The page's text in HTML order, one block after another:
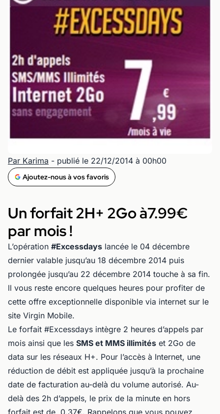
Par Karima - publié le 22/12/2014 à 00h00
Ajoutez-nous à vos favoris
Un forfait 2H+ 2Go à7.99€
par mois !
L’opération #Excessdays lancée le 04 décembre
dernier valable jusqu’au 18 décembre 2014 puis
prolongée jusqu’au 22 décembre 2014 touche à sa fin.
ll vous reste encore quelques heures pour profiter de
cette offre exceptionnelle disponible via internet sur le
site Virgin Mobile.
Le forfait #Excessdays intègre 2 heures d’appels par
mois ainsi que les SMS et MMS illimités et 2Go de
data sur les réseaux H+. Pour l’accès à Internet, une
réduction de débit est appliquée jusqu’à la prochaine
date de facturation au-delà du volume autorisé. Au-
delà des 2h d’appels, le prix de la minute en hors
forfait est de 0.37€. Rappelons que vous pouvez